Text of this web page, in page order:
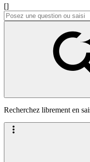
[]
Recherchez librement en